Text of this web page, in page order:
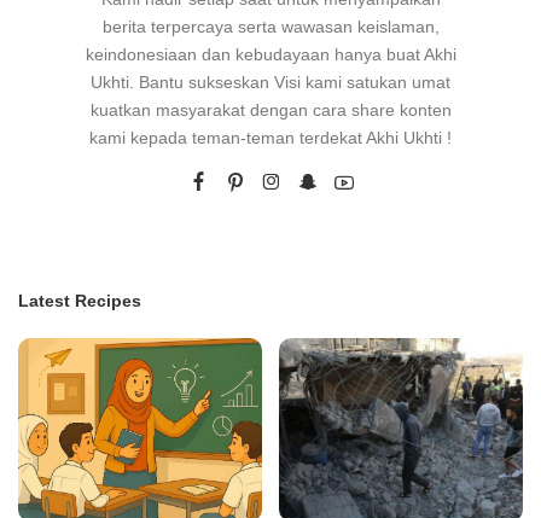
berita terpercaya serta wawasan keislaman,
keindonesiaan dan kebudayaan hanya buat Akhi
Ukhti. Bantu sukseskan Visi kami satukan umat
kuatkan masyarakat dengan cara share konten
kami kepada teman-teman terdekat Akhi Ukhti !
Latest Recipes